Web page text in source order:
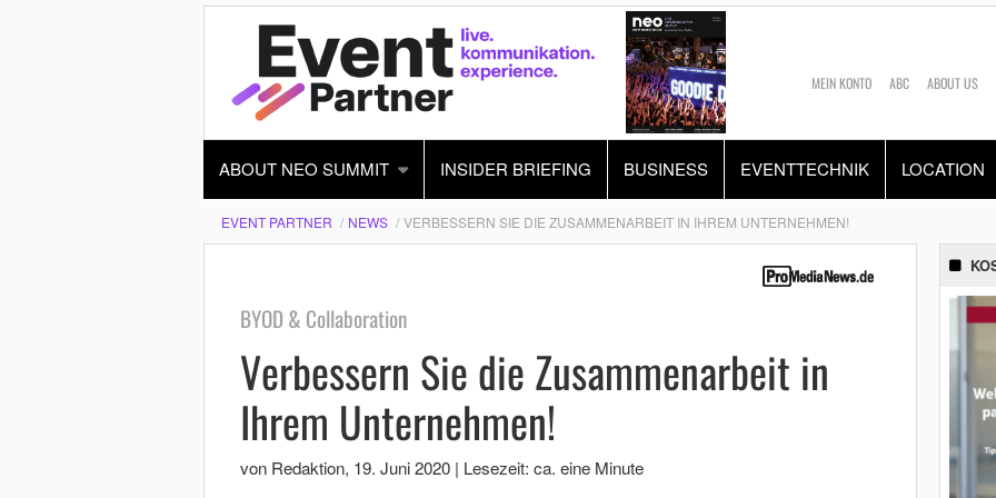
MEIN KONTO ABC ABOUT US
ABOUT NEO SUMMIT INSIDER BRIEFING BUSINESS EVENTTECHNIK LOCATION
EVENT PARTNER NEWS VERBESSERN SIE DIE ZUSAMMENARBEIT IN IHREM UNTERNEHMEN!
BYOD & Collaboration
Verbessern Sie die Zusammenarbeit in
Ihrem Unternehmen!
von Redaktion, 19. Juni 2020 | Lesezeit: ca. eine Minute